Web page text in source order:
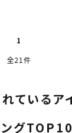
1
全21件
ているア
ングTOP10